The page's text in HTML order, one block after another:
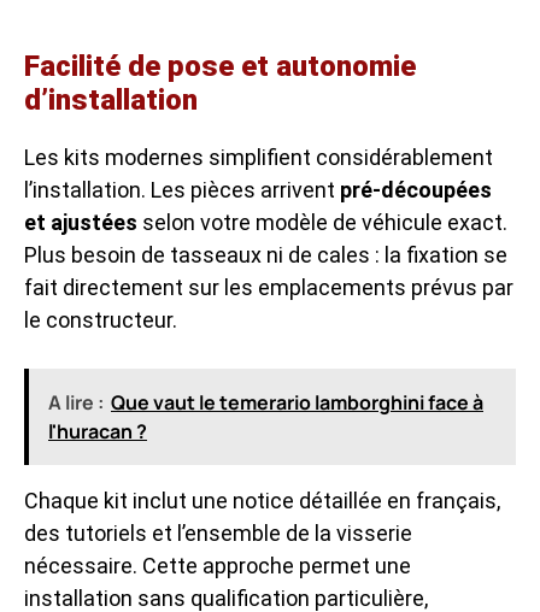
Facilité de pose et autonomie
d’installation
Les kits modernes simplifient considérablement
l’installation. Les pièces arrivent pré-découpées
et ajustées selon votre modèle de véhicule exact.
Plus besoin de tasseaux ni de cales : la fixation se
fait directement sur les emplacements prévus par
le constructeur.
A lire : Que vaut le temerario lamborghini face à
l'huracan ?
Chaque kit inclut une notice détaillée en français,
des tutoriels et l’ensemble de la visserie
nécessaire. Cette approche permet une
installation sans qualification particulière,